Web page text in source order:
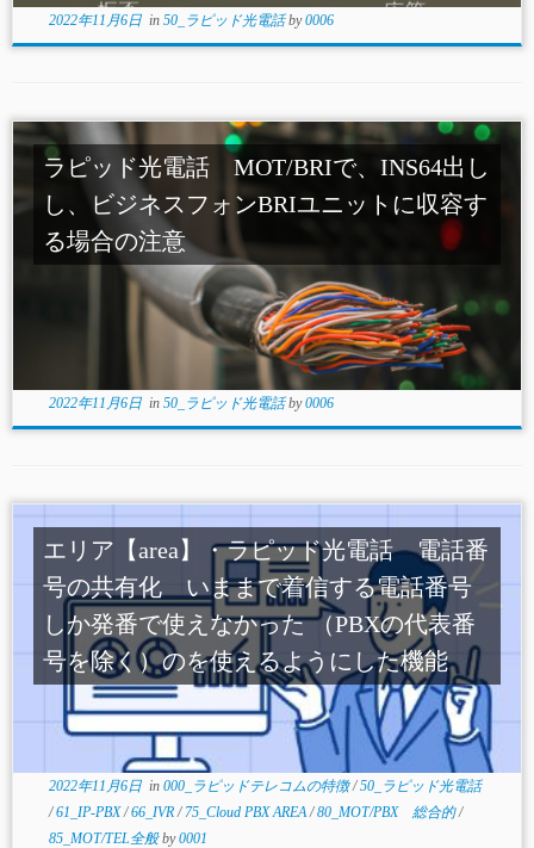
2022年11月6日in 50_ラピッド光電話by0006
ラピッド光電話 MOT/BRIで、INS64出し
し、ビジネスフォンBRIユニットに収容す
る場合の注意
2022年11月6日in 50_ラピッド光電話by0006
エリア【area】・ラピッド光電話 電話番
号の共有化 いままで着信する電話番号
しか発番で使えなかった （PBXの代表番
号を除く）のを使えるようにした機能
2022年11月6日in 000_ラピッドテレコムの特徴/50_ラピッド光電話
/61_IP-PBX/66_IVR/ 75_Cloud PBX AREA/80_MOT/PBX 総合的/
85_MOT/TEL全般by0001